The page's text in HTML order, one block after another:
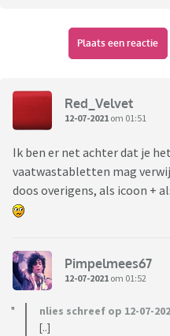
'oooh, wat stom'-reacties
Plaats een reactie
Red_Velvet
12-07-2021 om 01:51
Ik ben er net achter dat je
vaatwastabletten mag
doos overigens, als icoon +
Pimpelmees67
12-07-2021 om 01:52
nlies schreef op 12-07-
[..]